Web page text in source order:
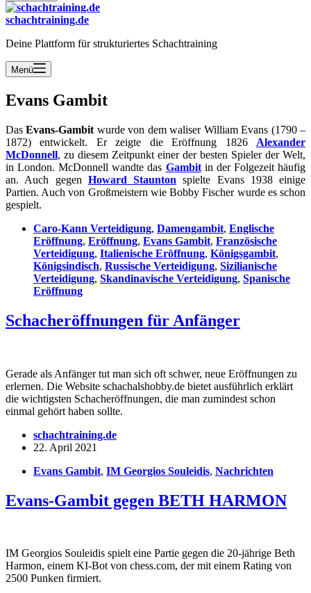
schachtraining.de
Deine Plattform für strukturiertes Schachtraining
Menü
Evans Gambit
DasEvans-Gambit wurde von dem waliser William Evans (1790 –
1872) entwickelt. Er zeigte die Eröffnung 1826 Alexander
McDonnell, zu diesem Zeitpunkt einer der besten Spieler der Welt,
in London. McDonnell wandte das Gambitin der Folgezeit häufig
an. Auch gegen Howard Staunton spielte Evans 1938 einige
Partien. Auch von Großmeistern wie Bobby Fischer wurde es schon
gespielt.
Caro-Kann Verteidigung, Damengambit, Englische
Eröffnung, Eröffnung, Evans Gambit, Französische
Verteidigung, Italienische Eröffnung, Königsgambit,
Königsindisch, Russische Verteidigung, Sizilianische
Verteidigung, Skandinavische Verteidigung, Spanische
Eröffnung
Schacheröffnungen für Anfänger
Gerade als Anfänger tut man sich oft schwer, neue Eröffnungen zu
erlernen. Die Website schachalshobby.de bietet ausführlich erklärt
die wichtigsten Schacheröffnungen, die man zumindest schon
einmal gehört haben sollte.
schachtraining.de
22. April 2021
Evans Gambit, IM Georgios Souleidis, Nachrichten
Evans-Gambit gegen BETH HARMON
IM Georgios Souleidis spielt eine Partie gegen die 20-jährige Beth
Harmon, einem KI-Bot von chess.com, der mit einem Rating von
2500 Punken firmiert.